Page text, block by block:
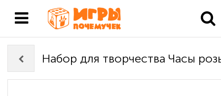
Набор для творчества Часы